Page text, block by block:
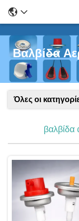
Βαλβίδα
Όλες οι
βαλβίδα